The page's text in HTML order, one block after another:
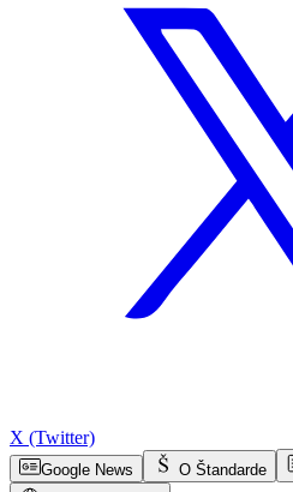
X (Twitter)
Google News O Štandarde